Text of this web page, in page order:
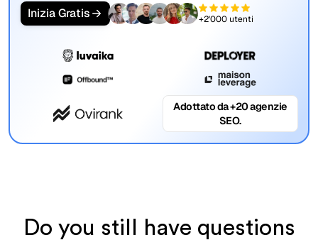
Inizia Gratis +2'000 utenti
Adottato da +20 agenzie
SEO.
Do you still have questions